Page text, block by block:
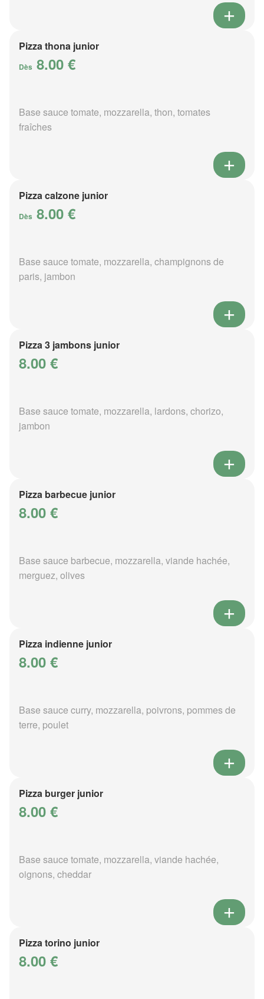
Pizza thona junior
Dès 8.00 €
Base sauce tomate, mozzarella, thon, tomates
fraîches
Pizza calzone junior
Dès 8.00 €
Base sauce tomate, mozzarella, champignons de
paris, jambon
Pizza 3 jambons junior
8.00 €
Base sauce tomate, mozzarella, lardons, chorizo,
jambon
Pizza barbecue junior
8.00 €
Base sauce barbecue, mozzarella, viande hachée,
merguez, olives
Pizza indienne junior
8.00 €
Base sauce curry, mozzarella, poivrons, pommes de
terre, poulet
Pizza burger junior
8.00 €
Base sauce tomate, mozzarella, viande hachée,
oignons, cheddar
Pizza torino junior
8.00 €